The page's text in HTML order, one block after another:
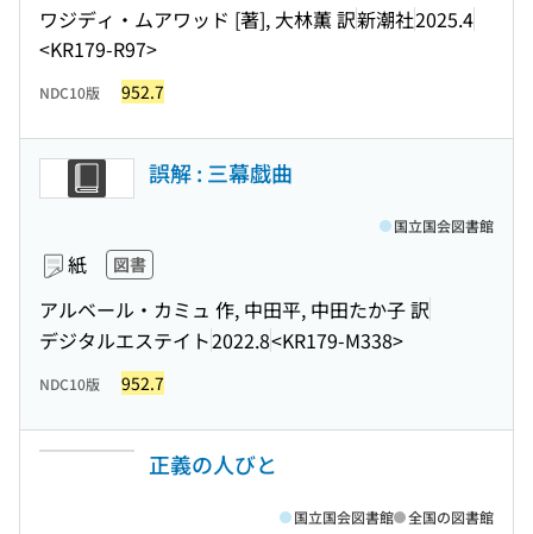
ワジディ・ムアワッド [著], 大林薫 訳新潮社2025.4
<KR179-R97>
NDC10版 952.7
誤解 : 三幕戯曲
紙 図書
アルベール・カミュ 作, 中田平, 中田たか子 訳
デジタルエステイト2022.8<KR179-M338>
国立国会図書館
NDC10版 952.7
正義の人びと
国立国会図書館 全国の図書館